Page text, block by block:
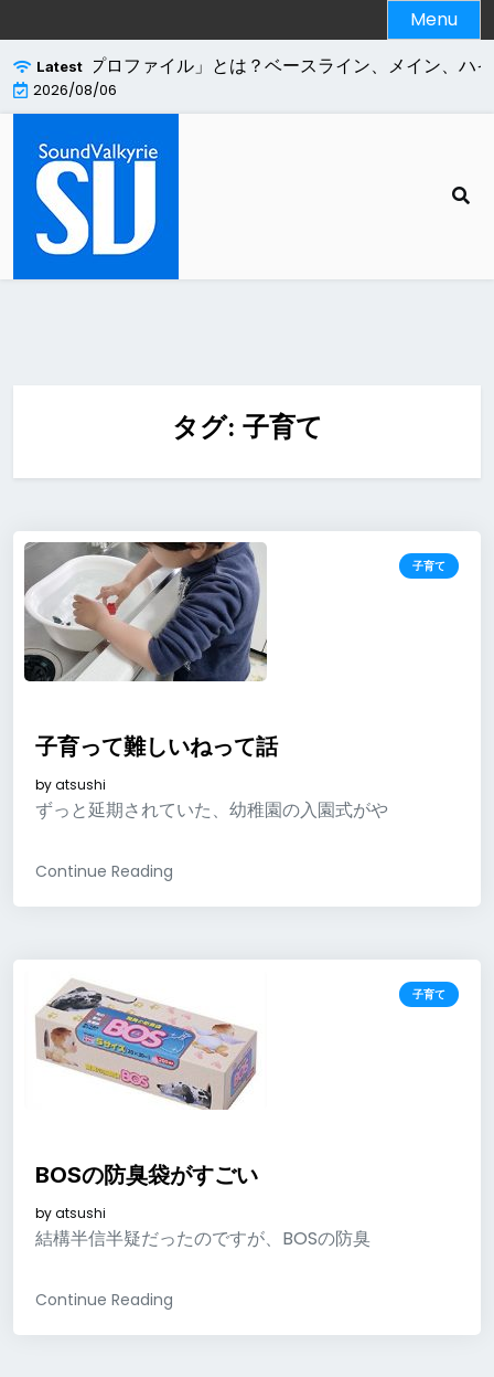
to
content
Menu
Latest
ドの「プロファイル」とは？ベースライン、メイン、ハ
2026/08/06
タグ: 子育て
子育て
子育って難しいねって話
byatsushi
ずっと延期されていた、幼稚園の入園式がや
Continue Reading
子育て
BOSの防臭袋がすごい
byatsushi
結構半信半疑だったのですが、BOSの防臭
Continue Reading